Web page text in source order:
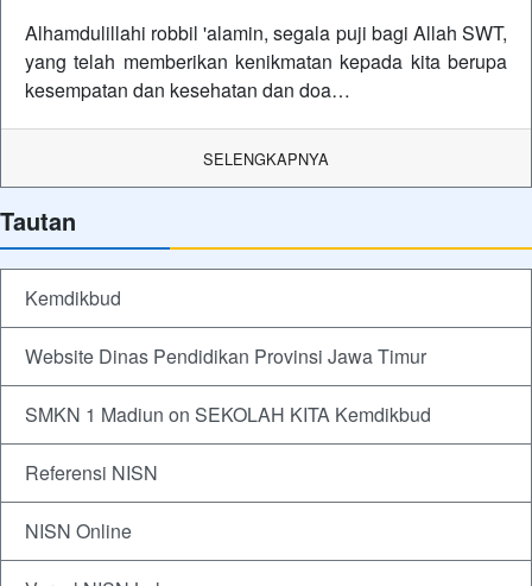
Alhamdulillahi robbil 'alamin, segala puji bagi Allah SWT,
yang telah memberikan kenikmatan kepada kita berupa
kesempatan dan kesehatan dan doa…
SELENGKAPNYA
Tautan
Kemdikbud
Website Dinas Pendidikan Provinsi Jawa Timur
SMKN 1 Madiun on SEKOLAH KITA Kemdikbud
Referensi NISN
NISN Online